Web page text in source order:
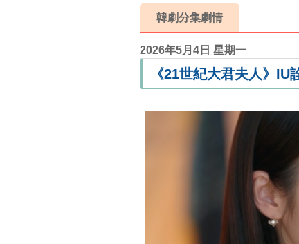
韓劇分集劇情
2026年5月4日 星期一
《21世紀大君夫人》